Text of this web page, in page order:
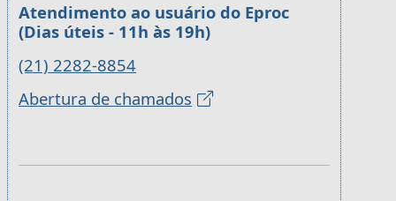
Atendimento ao usuário do Eproc
(Dias úteis - 11h às 19h)
(21) 2282-8854
Abertura de chamados